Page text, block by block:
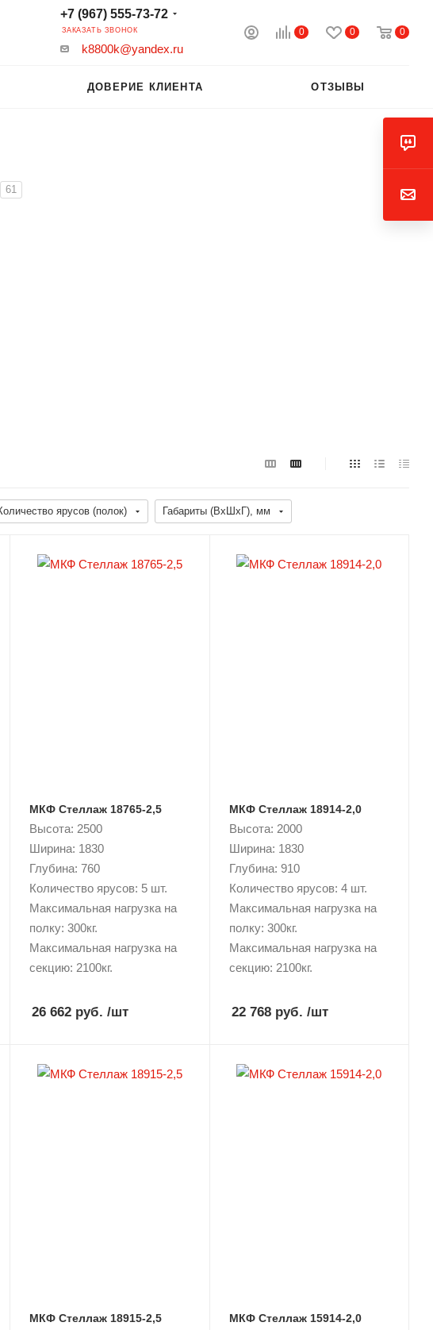
0 0 0
+7 (967) 555-73-72
ЗАКАЗАТЬ ЗВОНОК
k8800k@yandex.ru
ДОВЕРИЕ КЛИЕНТА ОТЗЫВЫ
61
ярусов (полок) Габариты (ВхШхГ), мм
МКФ Стеллаж 18765-2,5
Высота: 2500
Ширина: 1830
Глубина: 760
Количество ярусов: 5 шт.
Максимальная нагрузка на
полку: 300кг.
Максимальная нагрузка на
секцию: 2100кг.
26 662 руб. /шт
МКФ Стеллаж 18914-2,0
Высота: 2000
Ширина: 1830
Глубина: 910
Количество ярусов: 4 шт.
Максимальная нагрузка на
полку: 300кг.
Максимальная нагрузка на
секцию: 2100кг.
22 768 руб. /шт
МКФ Стеллаж 18915-2,5 МКФ Стеллаж 15914-2,0